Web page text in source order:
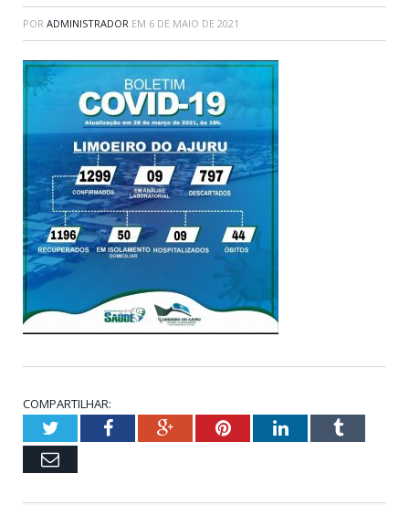
POR ADMINISTRADOR EM 6 DE MAIO DE 2021
COMPARTILHAR:
TwitterFacebookGoogle+PinterestLinkedInTumblr
Email